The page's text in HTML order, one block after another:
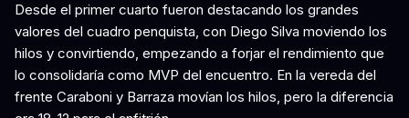
Desde el primer cuarto fueron destacando los grandes
valores del cuadro penquista, con Diego Silva moviendo los
hilos y convirtiendo, empezando a forjar el rendimiento que
lo consolidaría como MVP del encuentro. En la vereda del
frente Caraboni y Barraza movían los hilos, pero la diferencia